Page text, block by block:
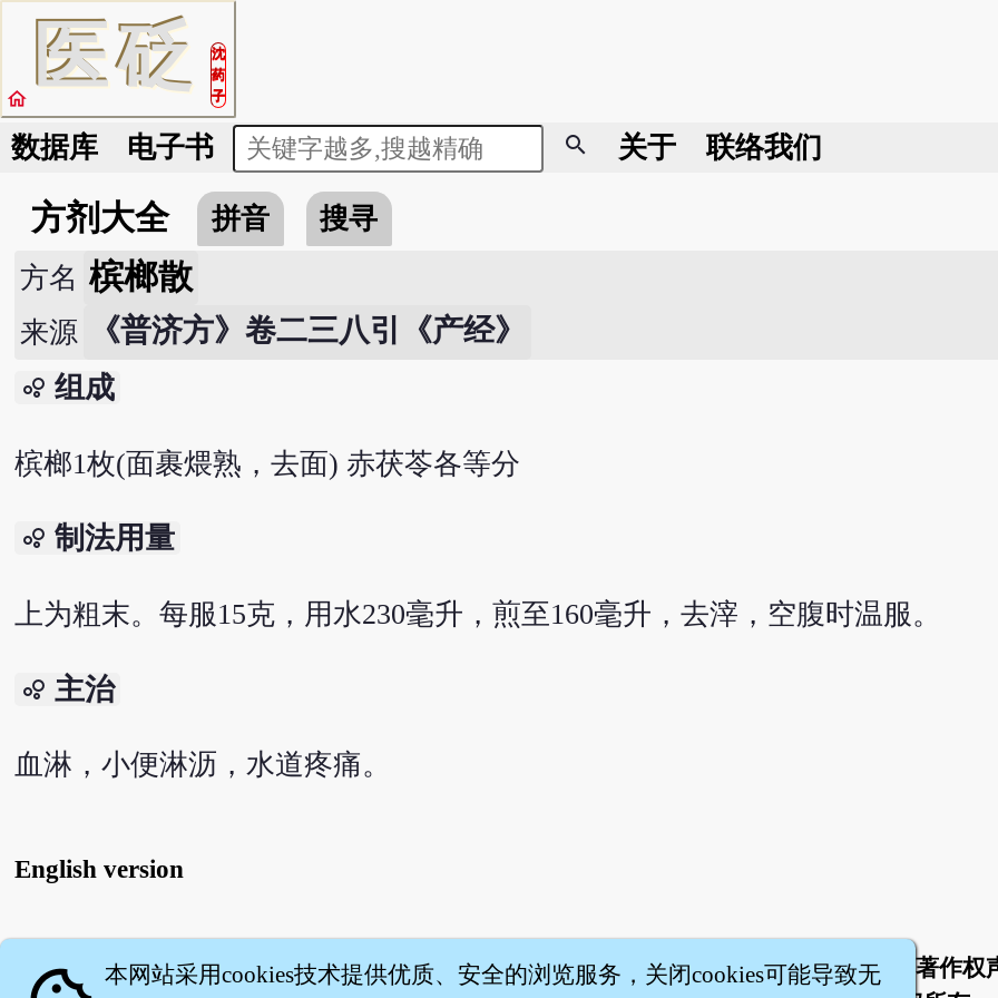
医砭
沈
药
子
home
数据库 电子书 search 关于 联络我们
方剂大全 拼音
搜寻
方名 槟榔散
来源 《普济方》卷二三八引《产经》
bubble_chart 组成
槟榔1枚(面裹煨熟，去面) 赤茯苓各等分
bubble_chart 制法用量
上为粗末。每服15克，用水230毫升，煎至160毫升，去滓，空腹时温服。
bubble_chart 主治
血淋，小便淋沥，水道疼痛。
English version
关于 | 联络我们 服务条款 隐私权条款
著作权
本网站采用cookies技术提供优质、安全的浏览服务，关闭cookies可能导致无